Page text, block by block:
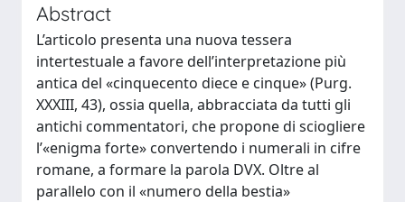
Abstract
L’articolo presenta una nuova tessera
intertestuale a favore dell’interpretazione più
antica del «cinquecento diece e cinque» (Purg.
XXXIII, 43), ossia quella, abbracciata da tutti gli
antichi commentatori, che propone di sciogliere
l’«enigma forte» convertendo i numerali in cifre
romane, a formare la parola DVX. Oltre al
parallelo con il «numero della bestia»